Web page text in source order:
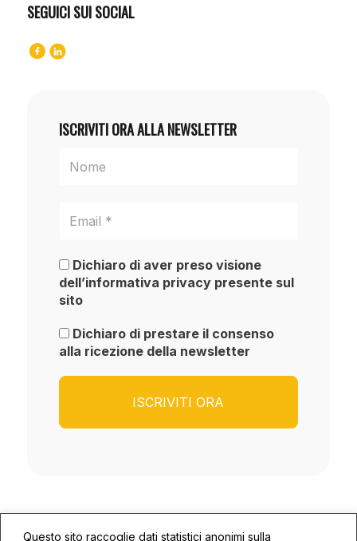
Questo sito raccoglie dati statistici anonimi sulla
SEGUICI SUI SOCIAL
ISCRIVITI ORA ALLA NEWSLETTER
Dichiaro di aver preso visione
dell’informativa privacy presente sul
sito
Dichiaro di prestare il consenso
alla ricezione della newsletter